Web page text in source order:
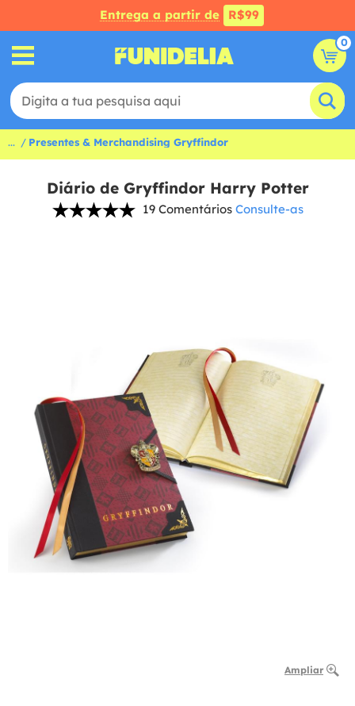
Entrega a partir de R$99
0
... Presentes & Merchandising Gryffindor
Diário de Gryffindor Harry Potter
19 Comentários Consulte-as
Ampliar